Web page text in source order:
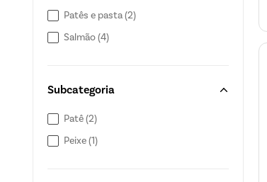
Patês e pasta (2)
Salmão (4)
Subcategoria
Patê (2)
Peixe (1)